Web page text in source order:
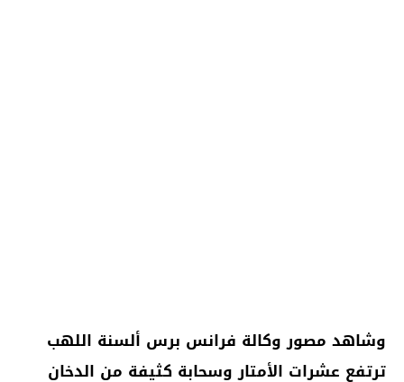
وشاهد مصور وكالة فرانس برس ألسنة اللهب
ترتفع عشرات الأمتار وسحابة كثيفة من الدخان